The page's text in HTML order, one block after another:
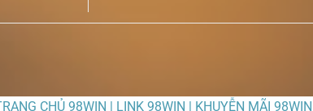
CHỦ 98WIN | LINK 98WIN | KHUYỄN MÃI